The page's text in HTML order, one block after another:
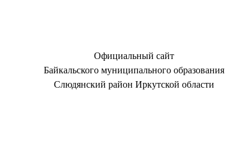
Официальный сайт
Байкальского муниципального образования
Слюдянский район Иркутской области